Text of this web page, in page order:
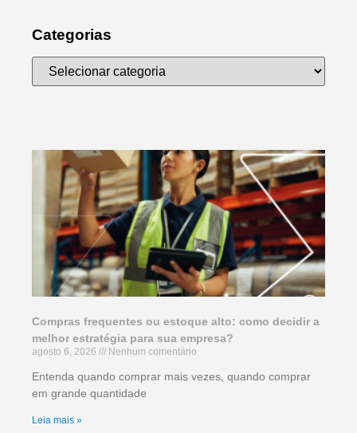
Categorias
Compras frequentes ou estoque alto: como decidir a
melhor estratégia para sua empresa?
agosto 6, 2026 Nenhum comentário
Entenda quando comprar mais vezes, quando comprar
em grande quantidade
Leia mais »